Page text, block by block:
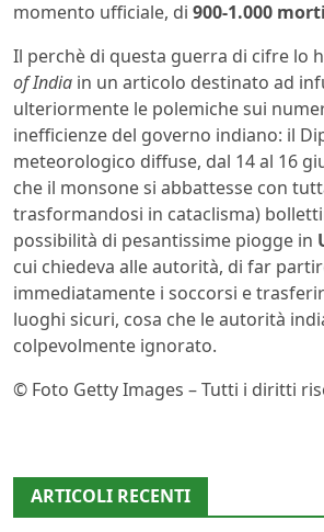
momento ufficiale, di 900-1.000
Il perchè di questa guerra di cifre lo
of India in un articolo destinato ad
ulteriormente le polemiche sui
inefficienze del governo indiano: il
meteorologico diffuse, dal 14 al 16
che il monsone si abbattesse con
trasformandosi in cataclisma)
possibilità di pesantissime piogge in
cui chiedeva alle autorità, di far
immediatamente i soccorsi e
luoghi sicuri, cosa che le autorità
colpevolmente ignorato.
© Foto Getty Images – Tutti i diritti
ARTICOLI RECENTI